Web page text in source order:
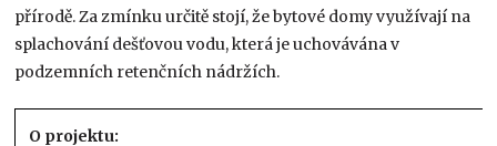
přírodě. Za zmínku určitě stojí, že bytové domy využívají na
splachování dešťovou vodu, která je uchovávána v
podzemních retenčních nádržích.
O projektu: